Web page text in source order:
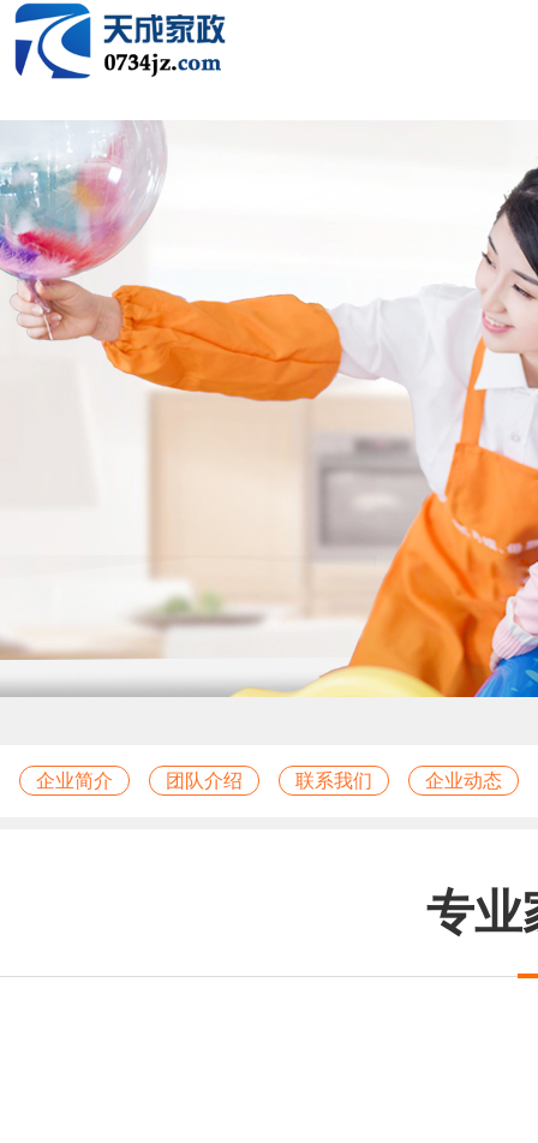
企业简介 团队介绍 联系我们 企业动态
专业